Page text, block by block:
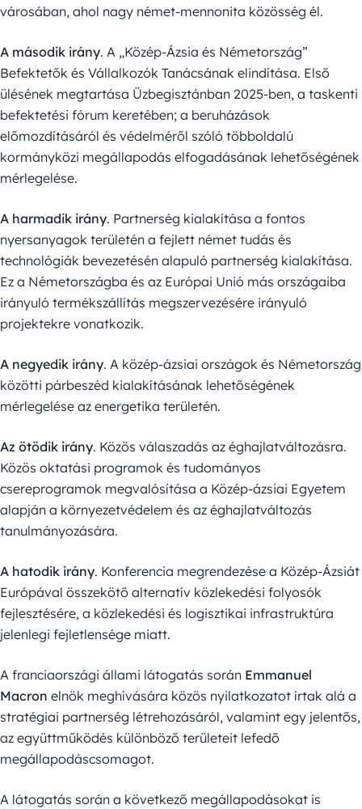
városában, ahol nagy német-mennonita közösség él.
A második irány. A „Közép-Ázsia és Németország”
Befektetők és Vállalkozók Tanácsának elindítása. Első
ülésének megtartása Üzbegisztánban 2025-ben, a taskenti
befektetési fórum keretében; a beruházások
előmozdításáról és védelméről szóló többoldalú
kormányközi megállapodás elfogadásának lehetőségének
mérlegelése.
A harmadik irány. Partnerség kialakítása a fontos
nyersanyagok területén a fejlett német tudás és
technológiák bevezetésén alapuló partnerség kialakítása.
Ez a Németországba és az Európai Unió más országaiba
irányuló termékszállítás megszervezésére irányuló
projektekre vonatkozik.
A negyedik irány. A közép-ázsiai országok és Németország
közötti párbeszéd kialakításának lehetőségének
mérlegelése az energetika területén.
Az ötödik irány. Közös válaszadás az éghajlatváltozásra.
Közös oktatási programok és tudományos
csereprogramok megvalósítása a Közép-ázsiai Egyetem
alapján a környezetvédelem és az éghajlatváltozás
tanulmányozására.
A hatodik irány. Konferencia megrendezése a Közép-Ázsiát
Európával összekötő alternatív közlekedési folyosók
fejlesztésére, a közlekedési és logisztikai infrastruktúra
jelenlegi fejletlensége miatt.
A franciaországi állami látogatás során Emmanuel
Macron elnök meghívására közös nyilatkozatot írtak alá a
stratégiai partnerség létrehozásáról, valamint egy jelentős,
az együttműködés különböző területeit lefedő
megállapodáscsomagot.
A látogatás során a következő megállapodásokat is